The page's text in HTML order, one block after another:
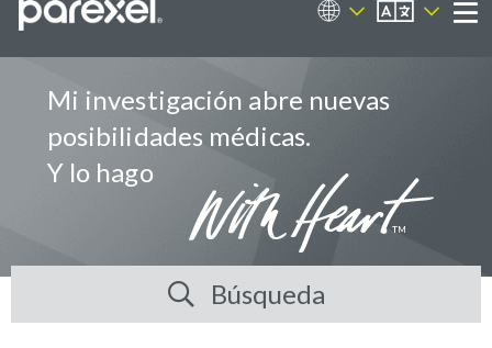
Portal de empleos
ES
Mi investigación abre nuevas
posibilidades médicas.
Y lo hago
Búsqueda